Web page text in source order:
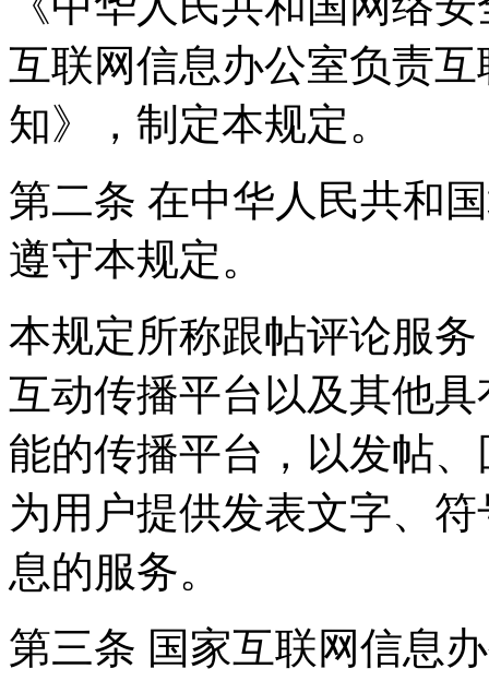
互联网信息办公室负责
知》，制定本规定。
第二条 在中华人民共和
遵守本规定。
本规定所称跟帖评论服
互动传播平台以及其他
能的传播平台，以发帖
为用户提供发表文字、
息的服务。
第三条 国家互联网信息